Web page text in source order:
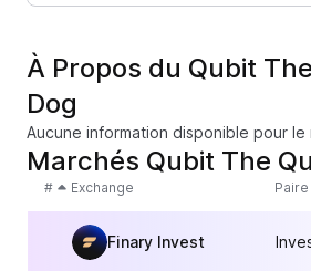
À Propos du Qubit
Dog
Aucune information disponible pour le
Marchés Qubit The
# Exchange Paire
Finary Invest